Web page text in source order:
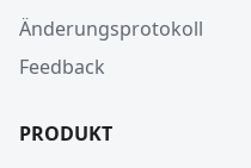
Änderungsprotokoll
Feedback
PRODUKT